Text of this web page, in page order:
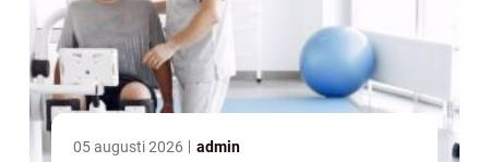
05 augusti 2026 admin